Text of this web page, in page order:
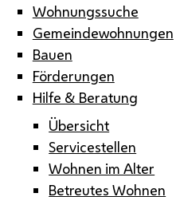
Wohnungssuche
Gemeindewohnungen
Bauen
Förderungen
Hilfe & Beratung
Übersicht
Servicestellen
Wohnen im Alter
Betreutes Wohnen